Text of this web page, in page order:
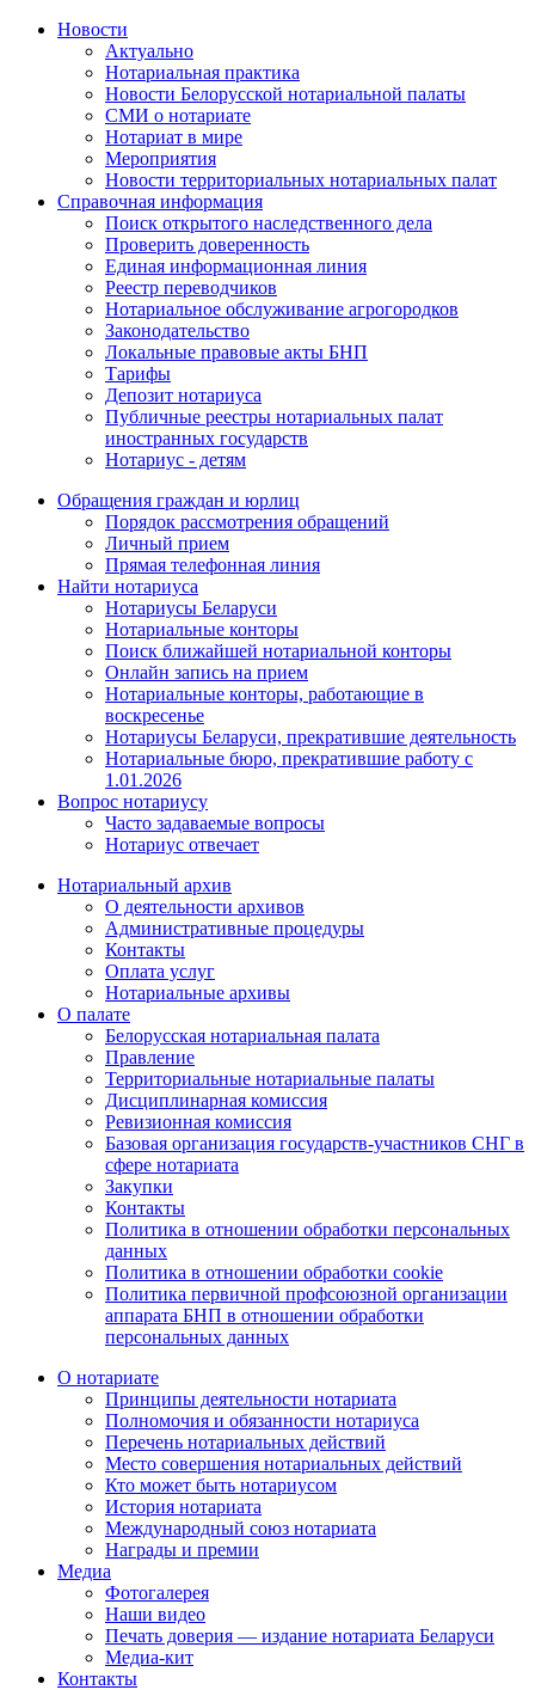
Новости
Актуально
Нотариальная практика
Новости Белорусской нотариальной палаты
СМИ о нотариате
Нотариат в мире
Мероприятия
Новости территориальных нотариальных палат
Справочная информация
Поиск открытого наследственного дела
Проверить доверенность
Единая информационная линия
Реестр переводчиков
Нотариальное обслуживание агрогородков
Законодательство
Локальные правовые акты БНП
Тарифы
Депозит нотариуса
Публичные реестры нотариальных палат
иностранных государств
Нотариус - детям
Обращения граждан и юрлиц
Порядок рассмотрения обращений
Личный прием
Прямая телефонная линия
Найти нотариуса
Нотариусы Беларуси
Нотариальные конторы
Поиск ближайшей нотариальной конторы
Онлайн запись на прием
Нотариальные конторы, работающие в
воскресенье
Нотариусы Беларуси, прекратившие деятельность
Нотариальные бюро, прекратившие работу с
1.01.2026
Вопрос нотариусу
Часто задаваемые вопросы
Нотариус отвечает
Нотариальный архив
О деятельности архивов
Административные процедуры
Контакты
Оплата услуг
Нотариальные архивы
О палате
Белорусская нотариальная палата
Правление
Территориальные нотариальные палаты
Дисциплинарная комиссия
Ревизионная комиссия
Базовая организация государств-участников СНГ в
сфере нотариата
Закупки
Контакты
Политика в отношении обработки персональных
данных
Политика в отношении обработки cookie
Политика первичной профсоюзной организации
аппарата БНП в отношении обработки
персональных данных
О нотариате
Принципы деятельности нотариата
Полномочия и обязанности нотариуса
Перечень нотариальных действий
Место совершения нотариальных действий
Кто может быть нотариусом
История нотариата
Международный союз нотариата
Награды и премии
Медиа
Фотогалерея
Наши видео
Печать доверия — издание нотариата Беларуси
Медиа-кит
Контакты